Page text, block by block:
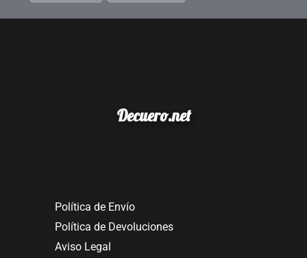
Decuero.net
Política de Envío
Política de Devoluciones
Aviso Legal